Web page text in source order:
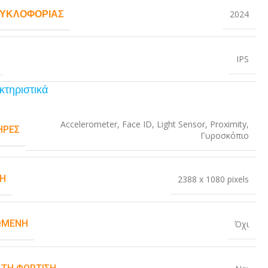
2024
IPS
Accelerometer, Face ID, Light Sensor, Proximity,
Γυροσκόπιο
2388 x 1080 pixels
Όχι